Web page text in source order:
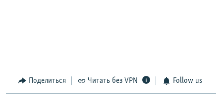
Поделиться Читать без VPN Follow us